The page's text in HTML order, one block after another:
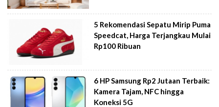
5 Rekomendasi Sepatu Mirip Puma
Speedcat, Harga Terjangkau Mulai
Rp100 Ribuan
6 HP Samsung Rp2 Jutaan Terbaik:
Kamera Tajam, NFC hingga
Koneksi 5G